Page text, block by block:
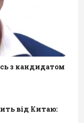
з кандидатом
від Китаю: